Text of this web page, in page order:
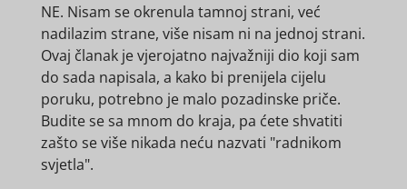
NE. Nisam se okrenula tamnoj strani, već
nadilazim strane, više nisam ni na jednoj strani.
Ovaj članak je vjerojatno najvažniji dio koji sam
do sada napisala, a kako bi prenijela cijelu
poruku, potrebno je malo pozadinske priče.
Budite se sa mnom do kraja, pa ćete shvatiti
zašto se više nikada neću nazvati "radnikom
svjetla".